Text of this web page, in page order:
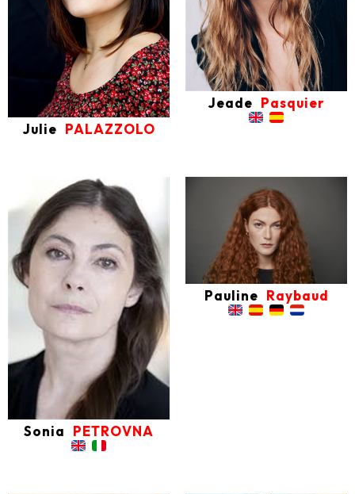
Julie PALAZZOLO
Jeade Pasquier
Sonia PETROVNA
Pauline Raybaud